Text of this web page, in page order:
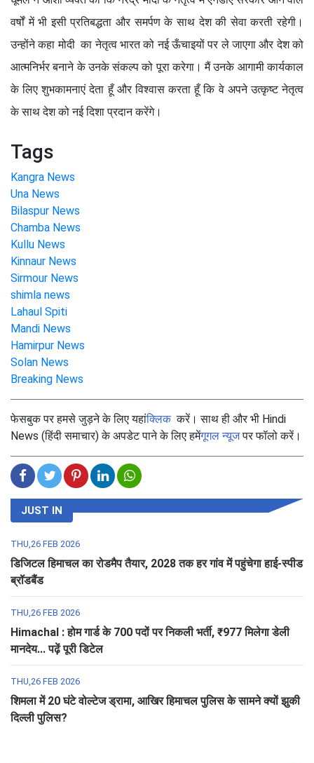
वर्षों में भी इसी प्रतिबद्धता और समर्पण के साथ देश की सेवा करती रहेगी।
उन्होंने कहा मोदी का नेतृत्व भारत को नई ऊँचाइयों पर ले जाएगा और देश को
आत्मनिर्भर बनाने के उनके संकल्प को पूरा करेगा। मैं उनके आगामी कार्यकाल
के लिए शुभकामनाएं देता हूँ और विश्वास करता हूँ कि वे अपने उत्कृष्ट नेतृत्व
के साथ देश को नई दिशा प्रदान करेंगे।
Tags
Kangra News
Una News
Bilaspur News
Chamba News
Kullu News
Kinnaur News
Sirmour News
shimla news
Lahaul Spiti
Mandi News
Hamirpur News
Solan News
Breaking News
फेसबुक पर हमसे जुड़ने के लिए यहांक्लिककरें। साथ ही और भी Hindi
News (हिंदी समाचार) के अपडेट पाने के लिए हमेंगूगल न्यूजपर फॉलो करें।
JUST IN
THU,26 FEB 2026
डिजिटल हिमाचल का रोडमैप तैयार, 2028 तक हर गांव में पहुंचेगा हाई-स्पीड
ब्रॉडबैंड
THU,26 FEB 2026
Himachal : होम गार्ड के 700 पदों पर निकली भर्ती, ₹977 मिलेगा डेली
मानदेय... पढ़ें पूरी डिटेल
THU,26 FEB 2026
शिमला में 20 घंटे वोल्टेज ड्रामा, आखिर हिमाचल पुलिस के सामने क्यों झुकी
दिल्ली पुलिस?